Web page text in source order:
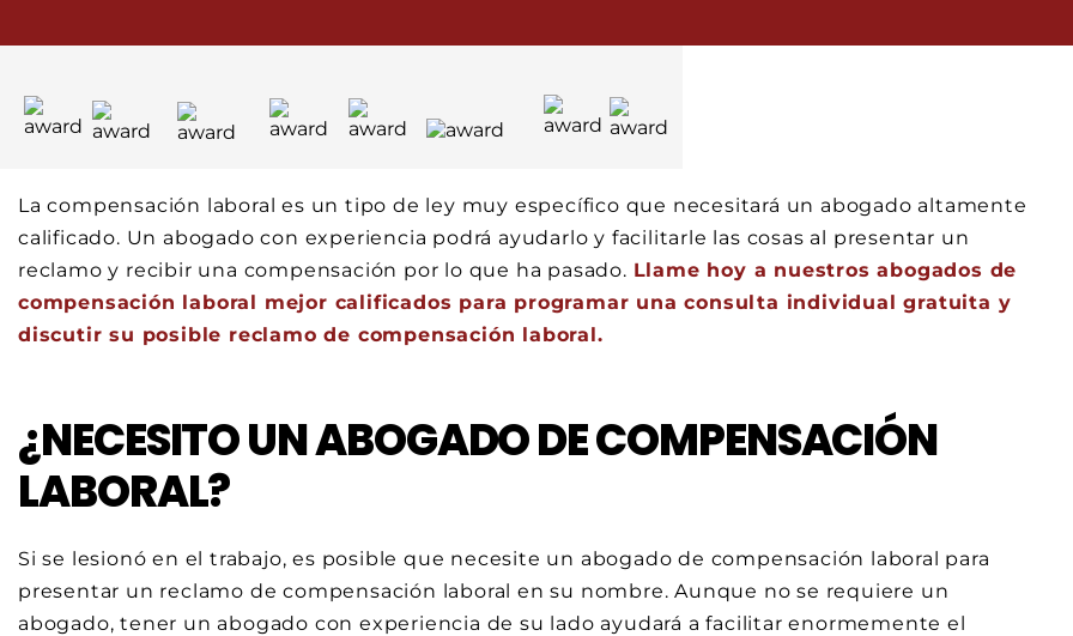
La compensación laboral es un tipo de ley muy específico que necesitará un abogado altamente
calificado. Un abogado con experiencia podrá ayudarlo y facilitarle las cosas al presentar un
reclamo y recibir una compensación por lo que ha pasado. Llame hoy a nuestros abogados de
compensación laboral mejor calificados para programar una consulta individual gratuita y
discutir su posible reclamo de compensación laboral.
¿NECESITO UN ABOGADO DE COMPENSACIÓN
LABORAL?
Si se lesionó en el trabajo, es posible que necesite un abogado de compensación laboral para
presentar un reclamo de compensación laboral en su nombre. Aunque no se requiere un
abogado, tener un abogado con experiencia de su lado ayudará a facilitar enormemente el